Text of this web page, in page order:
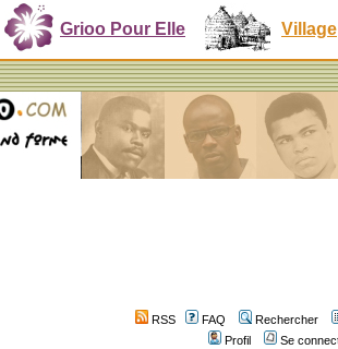
Grioo Pour Elle Village
RSS FAQ
Rechercher
Profil
Se